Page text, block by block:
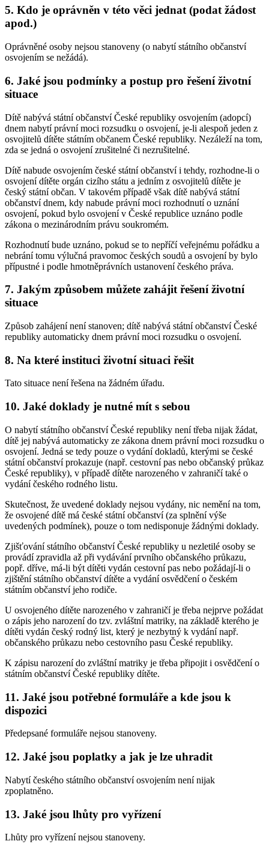
5. Kdo je oprávněn v této věci jednat (podat žádost
apod.)
Oprávněné osoby nejsou stanoveny (o nabytí státního občanství
osvojením se nežádá).
6. Jaké jsou podmínky a postup pro řešení životní
situace
Dítě nabývá státní občanství České republiky osvojením (adopcí)
dnem nabytí právní moci rozsudku o osvojení, je-li alespoň jeden z
osvojitelů dítěte státním občanem České republiky. Nezáleží na tom,
zda se jedná o osvojení zrušitelné či nezrušitelné.
Dítě nabude osvojením české státní občanství i tehdy, rozhodne-li o
osvojení dítěte orgán cizího státu a jedním z osvojitelů dítěte je
český státní občan. V takovém případě však dítě nabývá státní
občanství dnem, kdy nabude právní moci rozhodnutí o uznání
osvojení, pokud bylo osvojení v České republice uznáno podle
zákona o mezinárodním právu soukromém.
Rozhodnutí bude uznáno, pokud se to nepříčí veřejnému pořádku a
nebrání tomu výlučná pravomoc českých soudů a osvojení by bylo
přípustné i podle hmotněprávních ustanovení českého práva.
7. Jakým způsobem můžete zahájit řešení životní
situace
Způsob zahájení není stanoven; dítě nabývá státní občanství České
republiky automaticky dnem právní moci rozsudku o osvojení.
8. Na které instituci životní situaci řešit
Tato situace není řešena na žádném úřadu.
10. Jaké doklady je nutné mít s sebou
O nabytí státního občanství České republiky není třeba nijak žádat,
dítě jej nabývá automaticky ze zákona dnem právní moci rozsudku o
osvojení. Jedná se tedy pouze o vydání dokladů, kterými se české
státní občanství prokazuje (např. cestovní pas nebo občanský průkaz
České republiky), v případě dítěte narozeného v zahraničí také o
vydání českého rodného listu.
Skutečnost, že uvedené doklady nejsou vydány, nic nemění na tom,
že osvojené dítě má české státní občanství (za splnění výše
uvedených podmínek), pouze o tom nedisponuje žádnými doklady.
Zjišťování státního občanství České republiky u nezletilé osoby se
provádí zpravidla až při vydávání prvního občanského průkazu,
popř. dříve, má-li být dítěti vydán cestovní pas nebo požádají-li o
zjištění státního občanství dítěte a vydání osvědčení o českém
státním občanství jeho rodiče.
U osvojeného dítěte narozeného v zahraničí je třeba nejprve požádat
o zápis jeho narození do tzv. zvláštní matriky, na základě kterého je
dítěti vydán český rodný list, který je nezbytný k vydání např.
občanského průkazu nebo cestovního pasu České republiky.
K zápisu narození do zvláštní matriky je třeba připojit i osvědčení o
státním občanství České republiky dítěte.
11. Jaké jsou potřebné formuláře a kde jsou k
dispozici
Předepsané formuláře nejsou stanoveny.
12. Jaké jsou poplatky a jak je lze uhradit
Nabytí českého státního občanství osvojením není nijak
zpoplatněno.
13. Jaké jsou lhůty pro vyřízení
Lhůty pro vyřízení nejsou stanoveny.